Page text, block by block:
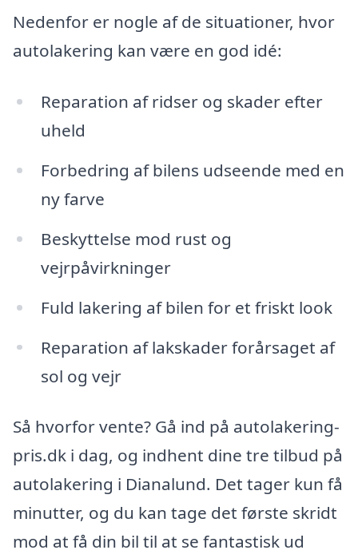
Nedenfor er nogle af de situationer, hvor
autolakering kan være en god idé:
Reparation af ridser og skader efter
uheld
Forbedring af bilens udseende med en
ny farve
Beskyttelse mod rust og
vejrpåvirkninger
Fuld lakering af bilen for et friskt look
Reparation af lakskader forårsaget af
sol og vejr
Så hvorfor vente? Gå ind på autolakering-
pris.dk i dag, og indhent dine tre tilbud på
autolakering i Dianalund. Det tager kun få
minutter, og du kan tage det første skridt
mod at få din bil til at se fantastisk ud